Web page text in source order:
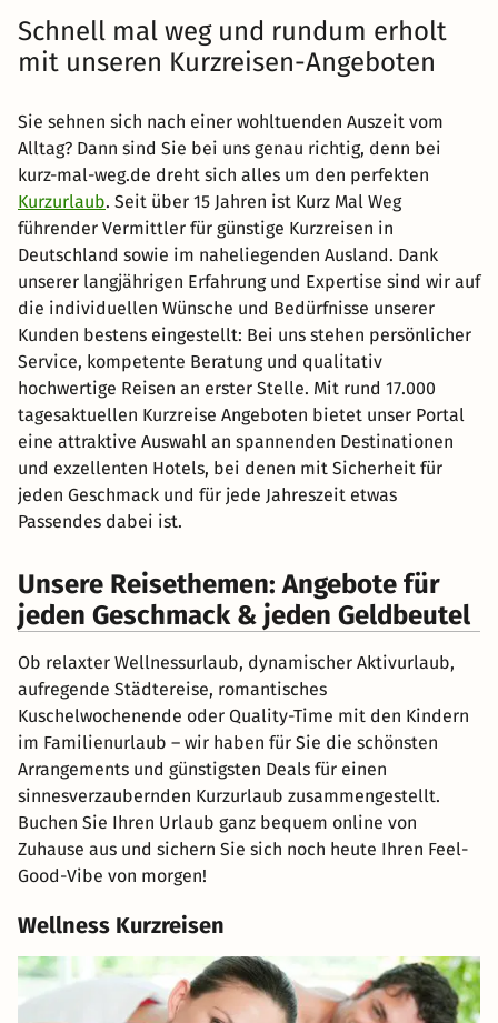
inkl. Übernachtung und Frühstück
Zum Angebot
Schnell mal weg und rundum erholt
mit unseren Kurzreisen-Angeboten
Sie sehnen sich nach einer wohltuenden Auszeit vom
Alltag? Dann sind Sie bei uns genau richtig, denn bei
kurz-mal-weg.de dreht sich alles um den perfekten
Kurzurlaub. Seit über 15 Jahren ist Kurz Mal Weg
führender Vermittler für günstige Kurzreisen in
Deutschland sowie im naheliegenden Ausland. Dank
unserer langjährigen Erfahrung und Expertise sind wir auf
die individuellen Wünsche und Bedürfnisse unserer
Kunden bestens eingestellt: Bei uns stehen persönlicher
Service, kompetente Beratung und qualitativ
hochwertige Reisen an erster Stelle. Mit rund 17.000
tagesaktuellen Kurzreise Angeboten bietet unser Portal
eine attraktive Auswahl an spannenden Destinationen
und exzellenten Hotels, bei denen mit Sicherheit für
jeden Geschmack und für jede Jahreszeit etwas
Passendes dabei ist.
Unsere Reisethemen: Angebote für
jeden Geschmack & jeden Geldbeutel
Ob relaxter Wellnessurlaub, dynamischer Aktivurlaub,
aufregende Städtereise, romantisches
Kuschelwochenende oder Quality-Time mit den Kindern
im Familienurlaub – wir haben für Sie die schönsten
Arrangements und günstigsten Deals für einen
sinnesverzaubernden Kurzurlaub zusammengestellt.
Buchen Sie Ihren Urlaub ganz bequem online von
Zuhause aus und sichern Sie sich noch heute Ihren Feel-
Good-Vibe von morgen!
Wellness Kurzreisen